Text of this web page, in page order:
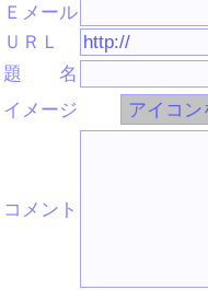
Ｅメール
ＵＲＬ
題 名
イメージ
コメント